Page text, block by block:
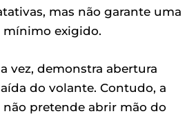
mas não garante uma
mínimo exigido.
vez, demonstra abertura
do volante. Contudo, a
pretende abrir mão do